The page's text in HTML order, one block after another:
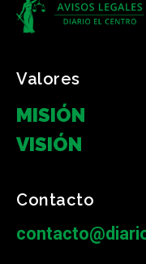
Valores
MISIÓN
VISIÓN
Contacto